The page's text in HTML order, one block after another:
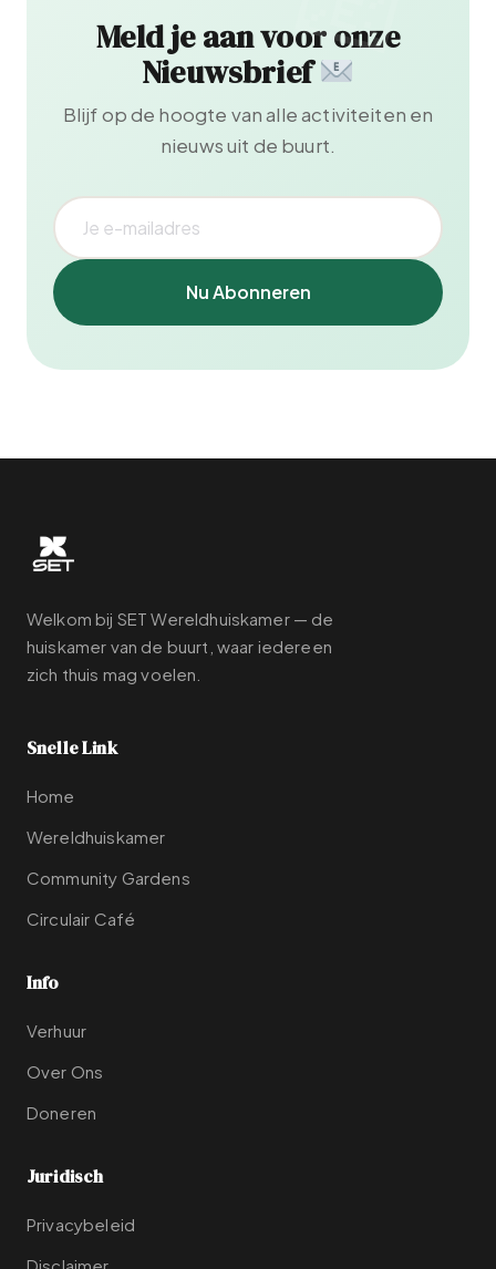
Meld je aan voor onze
Nieuwsbrief
Blijf op de hoogte van alle activiteiten en
nieuws uit de buurt.
Nu Abonneren
Welkom bij SET Wereldhuiskamer — de
huiskamer van de buurt, waar iedereen
zich thuis mag voelen.
Snelle Link
Home
Wereldhuiskamer
Community Gardens
Circulair Café
Info
Verhuur
Over Ons
Doneren
Juridisch
Privacybeleid